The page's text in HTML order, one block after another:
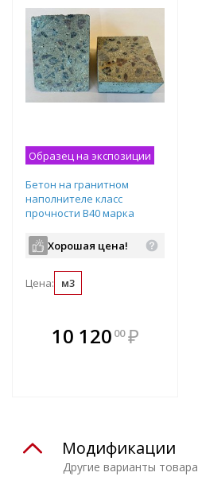
Образец на экспозиции
Бетон на гранитном
наполнителе класс
прочности B40 марка
подвижность П4
водопроницаемость W12
Хорошая цена!
Цена: м3
10 120 00 ₽
Другие варианты товара
Модификации